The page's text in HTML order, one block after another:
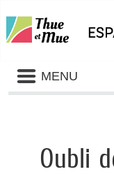
Liste
des
avertissements
MENU
Oubli